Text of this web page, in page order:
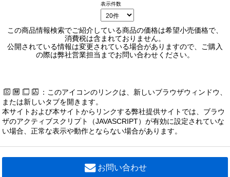
表示件数
この商品情報検索でご紹介している商品の価格は希望小売価格で、
消費税は含まれておりません。
公開されている情報は変更されている場合がありますので、ご購入
の際は弊社営業担当までお問い合わせください。
：このアイコンのリンクは、新しいブラウザウィンドウ、
または新しいタブを開きます。
本サイトおよび本サイトからリンクする弊社提供サイトでは、ブラウ
ザのアクティブスクリプト（JAVASCRIPT）が有効に設定されていな
い場合、正常な表示や動作とならない場合があります。
お問い合わせ